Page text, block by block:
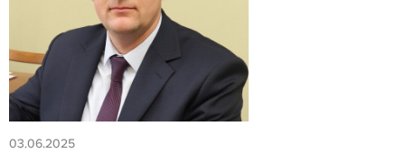
03.06.2025